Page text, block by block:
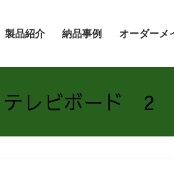
製品紹介 納品事例 オーダーメ
テレビボード 2